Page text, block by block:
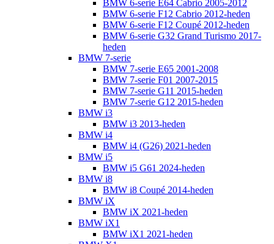
BMW 6-serie E64 Cabrio 2005-2012
BMW 6-serie F12 Cabrio 2012-heden
BMW 6-serie F12 Coupé 2012-heden
BMW 6-serie G32 Grand Turismo 2017-
heden
BMW 7-serie
BMW 7-serie E65 2001-2008
BMW 7-serie F01 2007-2015
BMW 7-serie G11 2015-heden
BMW 7-serie G12 2015-heden
BMW i3
BMW i3 2013-heden
BMW i4
BMW i4 (G26) 2021-heden
BMW i5
BMW i5 G61 2024-heden
BMW i8
BMW i8 Coupé 2014-heden
BMW iX
BMW iX 2021-heden
BMW iX1
BMW iX1 2021-heden